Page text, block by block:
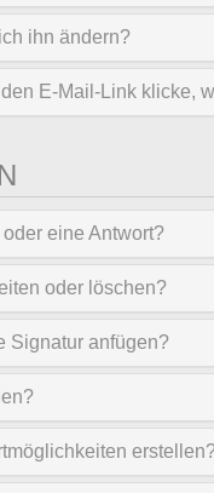
ihn ändern?
E-Mail-Link klicke,
eine Antwort?
oder löschen?
Signatur anfügen?